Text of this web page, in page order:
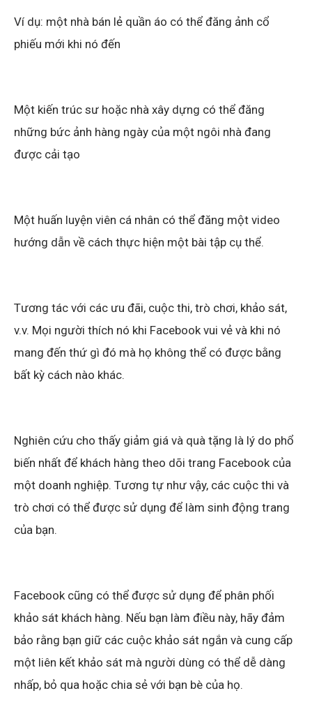
Ví dụ: một nhà bán lẻ quần áo có thể đăng ảnh cổ
phiếu mới khi nó đến
Một kiến ​​trúc sư hoặc nhà xây dựng có thể đăng
những bức ảnh hàng ngày của một ngôi nhà đang
được cải tạo
Một huấn luyện viên cá nhân có thể đăng một video
hướng dẫn về cách thực hiện một bài tập cụ thể.
Tương tác với các ưu đãi, cuộc thi, trò chơi, khảo sát,
v.v. Mọi người thích nó khi Facebook vui vẻ và khi nó
mang đến thứ gì đó mà họ không thể có được bằng
bất kỳ cách nào khác.
Nghiên cứu cho thấy giảm giá và quà tặng là lý do phổ
biến nhất để khách hàng theo dõi trang Facebook của
một doanh nghiệp. Tương tự như vậy, các cuộc thi và
trò chơi có thể được sử dụng để làm sinh động trang
của bạn.
Facebook cũng có thể được sử dụng để phân phối
khảo sát khách hàng. Nếu bạn làm điều này, hãy đảm
bảo rằng bạn giữ các cuộc khảo sát ngắn và cung cấp
một liên kết khảo sát mà người dùng có thể dễ dàng
nhấp, bỏ qua hoặc chia sẻ với bạn bè của họ.